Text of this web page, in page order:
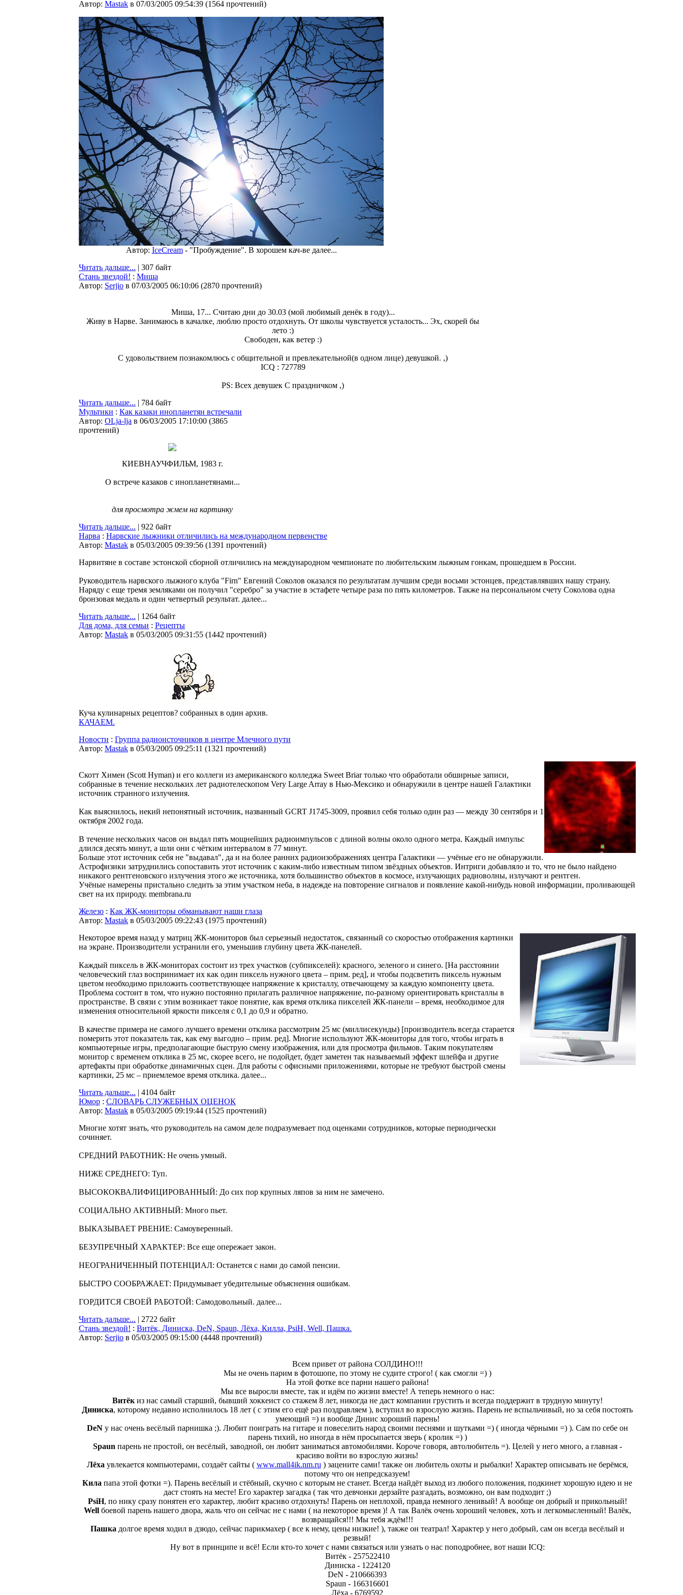
Автор: Мastak в 07/03/2005 09:54:39 (1564 прочтений)
Автор: IceCream- "Пробуждение". В хорошем кач-ве далее...
Читать дальше... | 307 байт
Стань звездой! : Миша
Автор: Serjio в 07/03/2005 06:10:06 (2870 прочтений)
Миша, 17... Считаю дни до 30.03 (мой любимый денёк в году)...
Живу в Нарве. Занимаюсь в качалке, люблю просто отдохнуть. От школы чувствуется усталость... Эх, скорей бы
лето :)
Свободен, как ветер :)
С удовольствием познакомлюсь с общительной и превлекательной(в одном лице) девушкой. ,)
ICQ : 727789
PS: Всех девушек С праздничком ,)
Читать дальше... | 784 байт
Мультики : Как казаки инопланетян встречали
Автор: OLja-lja в 06/03/2005 17:10:00 (3865
прочтений)
КИЕВНАУЧФИЛЬМ, 1983 г.
О встрече казаков с инопланетянами...
для просмотра жмем на картинку
Читать дальше... | 922 байт
Нарва : Нарвские лыжники отличились на международном первенстве
Автор: Мastak в 05/03/2005 09:39:56 (1391 прочтений)
Нарвитяне в составе эстонской сборной отличились на международном чемпионате по любительским лыжным гонкам, прошедшем в России.
Руководитель нарвского лыжного клуба "Firn" Евгений Соколов оказался по результатам лучшим среди восьми эстонцев, представлявших нашу страну.
Наряду с еще тремя земляками он получил "серебро" за участие в эстафете четыре раза по пять километров. Также на персональном счету Соколова одна
бронзовая медаль и один четвертый результат. далее...
Читать дальше... | 1264 байт
Для дома, для семьи : Рецепты
Автор: Мastak в 05/03/2005 09:31:55 (1442 прочтений)
Куча кулинарных рецептов? собранных в один архив.
КАЧАЕМ.
Новости : Группа радиоисточников в центре Млечного пути
Автор: Мastak в 05/03/2005 09:25:11 (1321 прочтений)
Скотт Химен (Scott Hyman) и его коллеги из американского колледжа Sweet Briar только что обработали обширные записи,
собранные в течение нескольких лет радиотелескопом Very Large Array в Нью-Мексико и обнаружили в центре нашей Галактики
источник странного излучения.
Как выяснилось, некий непонятный источник, названный GCRT J1745-3009, проявил себя только один раз — между 30 сентября и 1
октября 2002 года.
В течение нескольких часов он выдал пять мощнейших радиоимпульсов с длиной волны около одного метра. Каждый импульс
длился десять минут, а шли они с чётким интервалом в 77 минут.
Больше этот источник себя не "выдавал", да и на более ранних радиоизображениях центра Галактики — учёные его не обнаружили.
Астрофизики затруднились сопоставить этот источник с каким-либо известным типом звёздных объектов. Интриги добавляло и то, что не было найдено
никакого рентгеновского излучения этого же источника, хотя большинство объектов в космосе, излучающих радиоволны, излучают и рентген.
Учёные намерены пристально следить за этим участком неба, в надежде на повторение сигналов и появление какой-нибудь новой информации, проливающей
свет на их природу. membrana.ru
Железо : Как ЖК-мониторы обманывают наши глаза
Автор: Мastak в 05/03/2005 09:22:43 (1975 прочтений)
Некоторое время назад у матриц ЖК-мониторов был серьезный недостаток, связанный со скоростью отображения картинки
на экране. Производители устранили его, уменьшив глубину цвета ЖК-панелей.
Каждый пиксель в ЖК-мониторах состоит из трех участков (субпикселей): красного, зеленого и синего. [На расстоянии
человеческий глаз воспринимает их как один пиксель нужного цвета – прим. ред], и чтобы подсветить пиксель нужным
цветом необходимо приложить соответствующее напряжение к кристаллу, отвечающему за каждую компоненту цвета.
Проблема состоит в том, что нужно постоянно прилагать различное напряжение, по-разному ориентировать кристаллы в
пространстве. В связи с этим возникает такое понятие, как время отклика пикселей ЖК-панели – время, необходимое для
изменения относительной яркости пикселя с 0,1 до 0,9 и обратно.
В качестве примера не самого лучшего времени отклика рассмотрим 25 мс (миллисекунды) [производитель всегда старается
померить этот показатель так, как ему выгодно – прим. ред]. Многие используют ЖК-мониторы для того, чтобы играть в
компьютерные игры, предполагающие быструю смену изображения, или для просмотра фильмов. Таким покупателям
монитор с временем отклика в 25 мс, скорее всего, не подойдет, будет заметен так называемый эффект шлейфа и другие
артефакты при обработке динамичных сцен. Для работы с офисными приложениями, которые не требуют быстрой смены
картинки, 25 мс – приемлемое время отклика. далее...
Читать дальше... | 4104 байт
Юмор : СЛОВАРЬ СЛУЖЕБНЫХ ОЦЕНОК
Автор: Мastak в 05/03/2005 09:19:44 (1525 прочтений)
Многие хотят знать, что руководитель на самом деле подразумевает под оценками сотрудников, которые периодически
сочиняет.
СРЕДНИЙ РАБОТНИК: Не очень умный.
НИЖЕ СРЕДНЕГО: Туп.
ВЫСОКОКВАЛИФИЦИРОВАННЫЙ: До сих пор крупных ляпов за ним не замечено.
СОЦИАЛЬНО АКТИВНЫЙ: Много пьет.
ВЫКАЗЫВАЕТ РВЕНИЕ: Самоуверенный.
БЕЗУПРЕЧНЫЙ ХАРАКТЕР: Все еще опережает закон.
НЕОГРАНИЧЕННЫЙ ПОТЕНЦИАЛ: Останется с нами до самой пенсии.
БЫСТРО СООБРАЖАЕТ: Придумывает убедительные объяснения ошибкам.
ГОРДИТСЯ СВОЕЙ РАБОТОЙ: Самодовольный. далее...
Читать дальше... | 2722 байт
Стань звездой! : Витёк, Диниска, DeN, Spaun, Лёха, Килла, PsiH, Well, Пашка.
Автор: Serjio в 05/03/2005 09:15:00 (4448 прочтений)
Всем привет от района СОЛДИНО!!!
Мы не очень парим в фотошопе, по этому не судите строго! ( как смогли =) )
На этой фотке все парни нашего района!
Мы все выросли вместе, так и идём по жизни вместе! А теперь немного о нас:
Витёкиз нас самый старший, бывший хоккеист со стажем 8 лет, никогда не даст компании грустить и всегда поддержит в трудную минуту!
Диниска, которому недавно исполнилось 18 лет ( с этим его ещё раз поздравляем ), вступил во взрослую жизнь. Парень не вспыльчивый, но за себя постоять
умеющий =) и вообще Динис хороший парень!
DeNу нас очень весёлый парнишка ;). Любит поиграть на гитаре и повеселить народ своими песнями и шутками =) ( иногда чёрными =) ). Сам по себе он
парень тихий, но иногда в нём просыпается зверь ( кролик =) )
Spaun парень не простой, он весёлый, заводной, он любит заниматься автомобилями. Короче говоря, автолюбитель =). Целей у него много, а главная -
красиво войти во взрослую жизнь!
Лёха увлекается компьютерами, создаёт сайты ( www.mall4ik.nm.ru ) зацените сами! также он любитель охоты и рыбалки! Характер описывать не берёмся,
потому что он непредсказуем!
Кила папа этой фотки =). Парень весёлый и стёбный, скучно с которым не станет. Всегда найдёт выход из любого положения, подкинет хорошую идею и не
даст стоять на месте! Его характер загадка ( так что девчонки дерзайте разгадать, возможно, он вам подходит ;)
PsiH, по нику сразу понятен его характер, любит красиво отдохнуть! Парень он неплохой, правда немного ленивый! А вообще он добрый и прикольный!
Wellбоевой парень нашего двора, жаль что он сейчас не с нами ( на некоторое время )! А так Валёк очень хороший человек, хоть и легкомысленный! Валёк,
возвращайся!!! Мы тебя ждём!!!
Пашка долгое время ходил в дзюдо, сейчас парикмахер ( все к нему, цены низкие! ), также он театрал! Характер у него добрый, сам он всегда весёлый и
резвый!
Ну вот в принципе и всё! Если кто-то хочет с нами связаться или узнать о нас поподробнее, вот наши ICQ:
Витёк - 257522410
Диниска - 1224120
DeN - 210666393
Spaun - 166316601
Лёха - 6769592